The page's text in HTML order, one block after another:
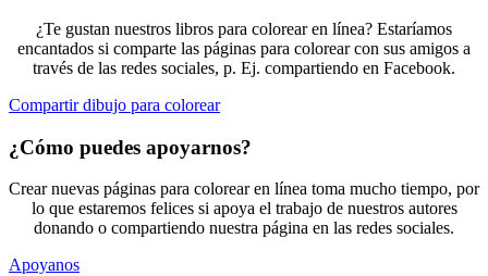
¿Te gustan nuestros libros para colorear en línea? Estaríamos
encantados si comparte las páginas para colorear con sus amigos a
través de las redes sociales, p. Ej. compartiendo en Facebook.
Compartir dibujo para colorear
¿Cómo puedes apoyarnos?
Crear nuevas páginas para colorear en línea toma mucho tiempo, por
lo que estaremos felices si apoya el trabajo de nuestros autores
donando o compartiendo nuestra página en las redes sociales.
Apoyanos